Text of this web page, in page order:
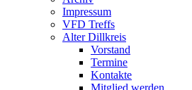
Impressum
VFD Treffs
Alter Dillkreis
Vorstand
Termine
Kontakte
Mitglied werden